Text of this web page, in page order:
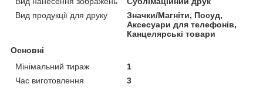
Вид продукції для друку
Значки/Магніти, Посуд,
Аксесуари для телефонів,
Канцелярські товари
Основні
Мінімальний тираж
1
Час виготовлення
3